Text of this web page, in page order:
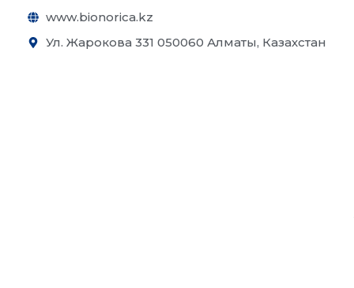
www.bionorica.kz
Ул. Жарокова 331 050060 Алматы, Казахстан